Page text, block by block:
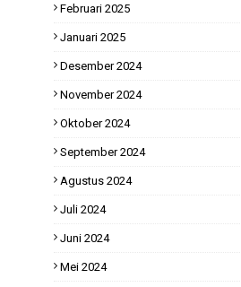
Februari 2025
Januari 2025
Desember 2024
November 2024
Oktober 2024
September 2024
Agustus 2024
Juli 2024
Juni 2024
Mei 2024